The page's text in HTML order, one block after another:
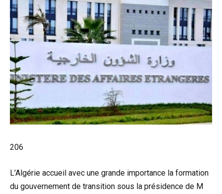
206
L’Algérie accueil avec une grande importance la formation
du gouvernement de transition sous la présidence de M